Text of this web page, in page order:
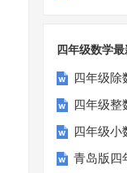
四年级数学
四年级除
四年级整
四年级小
青岛版四